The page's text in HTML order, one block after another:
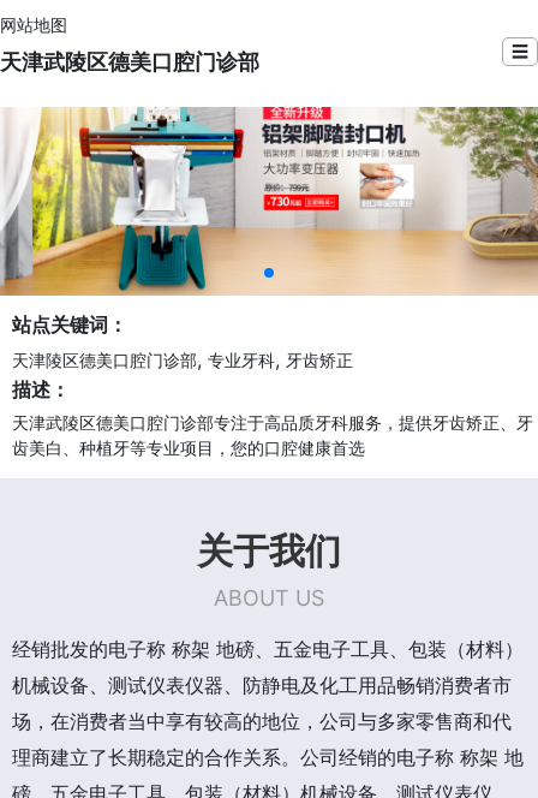
网站地图
天津武陵区德美口腔门诊部 ☰
站点关键词：
天津陵区德美口腔门诊部, 专业牙科, 牙齿矫正
描述：
天津武陵区德美口腔门诊部专注于高品质牙科服务，提供牙齿矫正、牙
齿美白、种植牙等专业项目，您的口腔健康首选
关于我们
ABOUT US
经销批发的电子称 称架 地磅、五金电子工具、包装（材料）
机械设备、测试仪表仪器、防静电及化工用品畅销消费者市
场，在消费者当中享有较高的地位，公司与多家零售商和代
理商建立了长期稳定的合作关系。公司经销的电子称 称架 地
磅、五金电子工具、包装（材料）机械设备、测试仪表仪